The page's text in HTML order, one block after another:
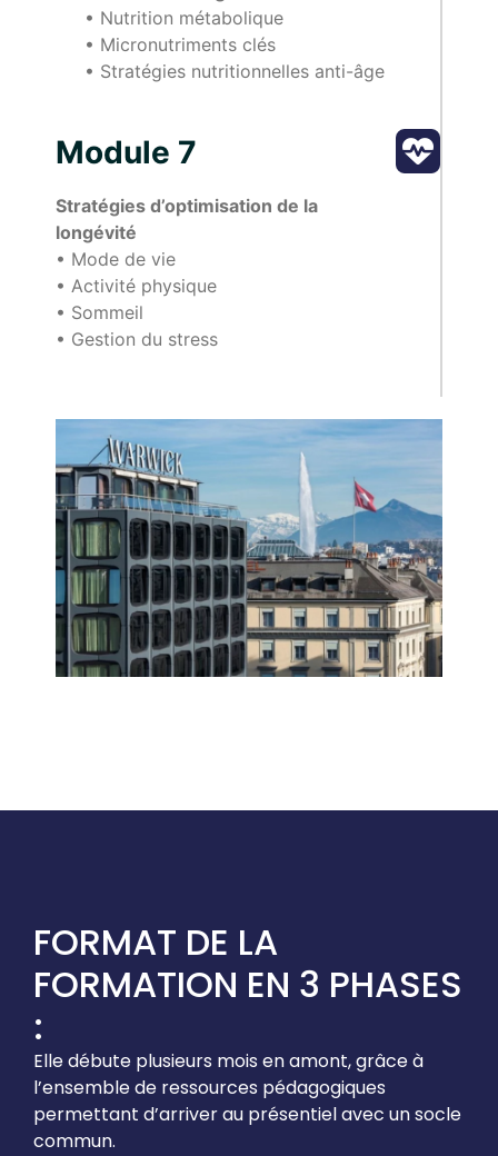
•⁠ ⁠Nutrition métabolique
•⁠ ⁠Micronutriments clés
•⁠ ⁠Stratégies nutritionnelles anti-âge
Module 7
Stratégies d’optimisation de la
longévité
•⁠ ⁠Mode de vie
•⁠ ⁠Activité physique
•⁠ ⁠Sommeil
•⁠ ⁠Gestion du stress
FORMAT DE LA
FORMATION EN 3 PHASES
:
Elle débute plusieurs mois en amont, grâce à
l’ensemble de ressources pédagogiques
permettant d’arriver au présentiel avec un socle
commun.